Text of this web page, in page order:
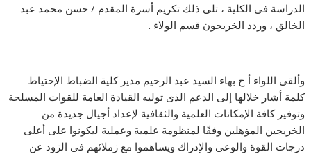
الدراسة فى الكلية ، تلى ذلك تكريم أسرة المقدم / حسن محمد عبد
الخالق ، وردد الخريجون قسم الولاء .
وألقى اللواء أ ح بهاء السيد عبد الرحيم مدير كلية الضباط الإحتياط
كلمة أشار خلالها إلى الدعم الذى توليه القيادة العامة للقوات المسلحة
وتوفير كافة الإمكانات العلمية والثقافية لإعداد أجيال جديدة من
الخريجين المؤهلين وفقًا لمنظومة علمية وعملية ليكونوا على أعلى
درجات القوة والوعى والإدراك ويساهموا مع زملائهم فى الزود عن